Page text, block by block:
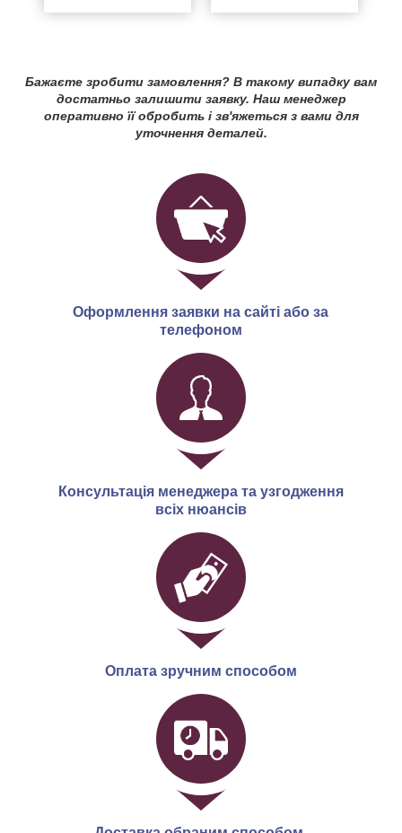
Бажаєте зробити замовлення? В такому випадку вам
достатньо залишити заявку. Наш менеджер
оперативно її обробить і зв'яжеться з вами для
уточнення деталей.
Оформлення заявки на сайті або за
телефоном
Консультація менеджера та узгодження
всіх нюансів
Оплата зручним способом